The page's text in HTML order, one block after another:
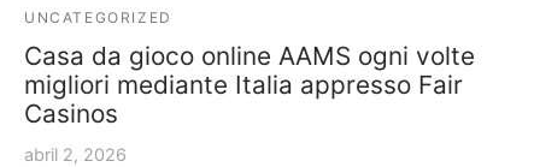
UNCATEGORIZED
Casa da gioco online AAMS ogni volte
migliori mediante Italia appresso Fair
Casinos
abril 2, 2026